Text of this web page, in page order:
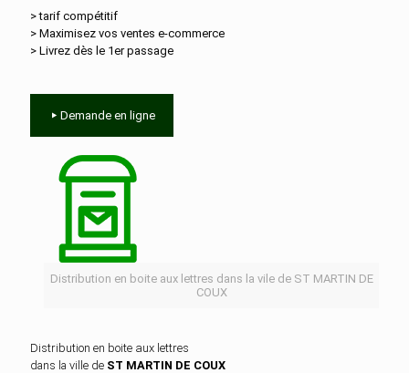
> tarif compétitif
> Maximisez vos ventes e‑commerce
> Livrez dès le 1er passage
Demande en ligne
Distribution en boite aux lettres dans la vile de ST MARTIN DE
COUX
Distribution en boite aux lettres
dans la ville de ST MARTIN DE COUX